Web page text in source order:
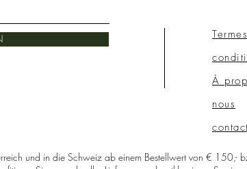
À
nous
contact
und in die Schweiz ab einem Bestellwert von €